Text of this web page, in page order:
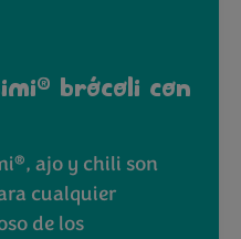
® brócoli con
®, ajo y chili son
cualquier
de los